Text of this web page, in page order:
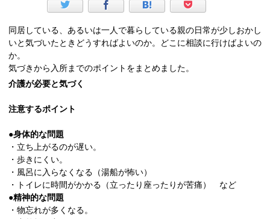
同居している、あるいは一人で暮らしている親の日常が少しおかし
いと気づいたときどうすればよいのか。どこに相談に行けばよいの
か。
気づきから入所までのポイントをまとめました。
介護が必要と気づく
注意するポイント
●身体的な問題
・立ち上がるのが遅い。
・歩きにくい。
・風呂に入らなくなる（湯船が怖い）
・トイレに時間がかかる（立ったり座ったりが苦痛） など
●精神的な問題
・物忘れが多くなる。